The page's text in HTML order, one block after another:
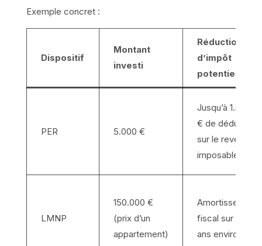
Exemple concret :
Dispositif
Montant
investi
Réduction
d’impôt
potentielle
PER 5.000 €
Jusqu’à 1.650
€ de déduction
sur le revenu
imposable
LMNP
150.000 €
(prix d’un
appartement)
Amortissement
fiscal sur 20
ans environ